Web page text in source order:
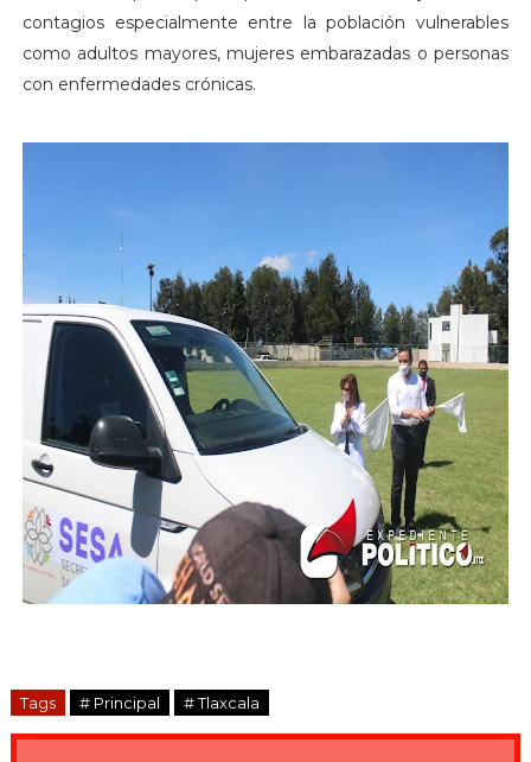
contagios especialmente entre la población vulnerables
como adultos mayores, mujeres embarazadas o personas
con enfermedades crónicas.
Tags # Principal # Tlaxcala